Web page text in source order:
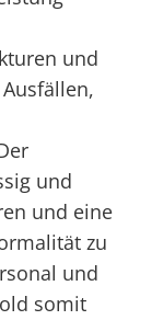
und
und
und eine
zu
und
somit